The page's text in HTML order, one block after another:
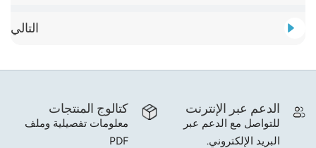
التالي
كتالوج المنتجات
معلومات تفصيلية وملف
PDF
الدعم عبر الإنترنت
للتواصل مع الدعم عبر
البريد الإلكتروني.